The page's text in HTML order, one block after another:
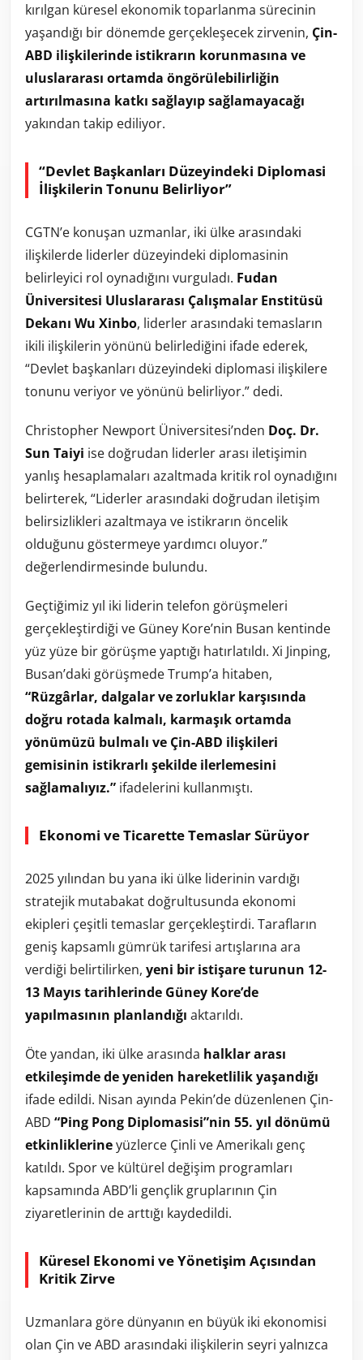
kırılgan küresel ekonomik toparlanma sürecinin
yaşandığı bir dönemde gerçekleşecek zirvenin, Çin-
ABD ilişkilerinde istikrarın korunmasına ve
uluslararası ortamda öngörülebilirliğin
artırılmasına katkı sağlayıp sağlamayacağı
yakından takip ediliyor.
“Devlet Başkanları Düzeyindeki Diplomasi
İlişkilerin Tonunu Belirliyor”
CGTN’e konuşan uzmanlar, iki ülke arasındaki
ilişkilerde liderler düzeyindeki diplomasinin
belirleyici rol oynadığını vurguladı. Fudan
Üniversitesi Uluslararası Çalışmalar Enstitüsü
Dekanı Wu Xinbo, liderler arasındaki temasların
ikili ilişkilerin yönünü belirlediğini ifade ederek,
“Devlet başkanları düzeyindeki diplomasi ilişkilere
tonunu veriyor ve yönünü belirliyor.” dedi.
Christopher Newport Üniversitesi’nden Doç. Dr.
Sun Taiyi ise doğrudan liderler arası iletişimin
yanlış hesaplamaları azaltmada kritik rol oynadığını
belirterek, “Liderler arasındaki doğrudan iletişim
belirsizlikleri azaltmaya ve istikrarın öncelik
olduğunu göstermeye yardımcı oluyor.”
değerlendirmesinde bulundu.
Geçtiğimiz yıl iki liderin telefon görüşmeleri
gerçekleştirdiği ve Güney Kore’nin Busan kentinde
yüz yüze bir görüşme yaptığı hatırlatıldı. Xi Jinping,
Busan’daki görüşmede Trump’a hitaben,
“Rüzgârlar, dalgalar ve zorluklar karşısında
doğru rotada kalmalı, karmaşık ortamda
yönümüzü bulmalı ve Çin-ABD ilişkileri
gemisinin istikrarlı şekilde ilerlemesini
sağlamalıyız.” ifadelerini kullanmıştı.
Ekonomi ve Ticarette Temaslar Sürüyor
2025 yılından bu yana iki ülke liderinin vardığı
stratejik mutabakat doğrultusunda ekonomi
ekipleri çeşitli temaslar gerçekleştirdi. Tarafların
geniş kapsamlı gümrük tarifesi artışlarına ara
verdiği belirtilirken, yeni bir istişare turunun 12-
13 Mayıs tarihlerinde Güney Kore’de
yapılmasının planlandığı aktarıldı.
Öte yandan, iki ülke arasında halklar arası
etkileşimde de yeniden hareketlilik yaşandığı
ifade edildi. Nisan ayında Pekin’de düzenlenen Çin-
ABD “Ping Pong Diplomasisi”nin 55. yıl dönümü
etkinliklerineyüzlerce Çinli ve Amerikalı genç
katıldı. Spor ve kültürel değişim programları
kapsamında ABD’li gençlik gruplarının Çin
ziyaretlerinin de arttığı kaydedildi.
Küresel Ekonomi ve Yönetişim Açısından
Kritik Zirve
Uzmanlara göre dünyanın en büyük iki ekonomisi
olan Çin ve ABD arasındaki ilişkilerin seyri yalnızca